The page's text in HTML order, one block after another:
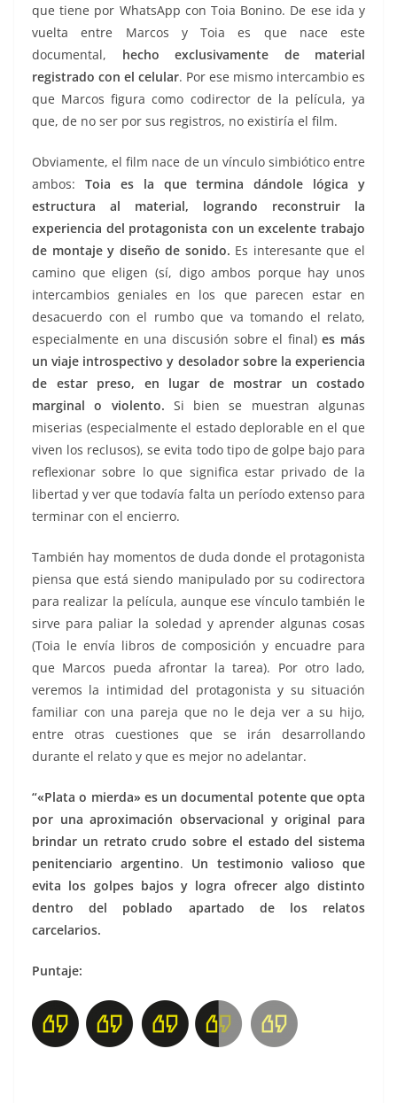
que tiene por WhatsApp con Toia Bonino. De ese ida y
vuelta entre Marcos y Toia es que nace este
documental, hecho exclusivamente de material
registrado con el celular. Por ese mismo intercambio es
que Marcos figura como codirector de la película, ya
que, de no ser por sus registros, no existiría el film.
Obviamente, el film nace de un vínculo simbiótico entre
ambos: Toia es la que termina dándole lógica y
estructura al material, logrando reconstruir la
experiencia del protagonista con un excelente trabajo
de montaje y diseño de sonido. Es interesante que el
camino que eligen (sí, digo ambos porque hay unos
intercambios geniales en los que parecen estar en
desacuerdo con el rumbo que va tomando el relato,
especialmente en una discusión sobre el final)es más
un viaje introspectivo y desolador sobre la experiencia
de estar preso, en lugar de mostrar un costado
marginal o violento. Si bien se muestran algunas
miserias (especialmente el estado deplorable en el que
viven los reclusos), se evita todo tipo de golpe bajo para
reflexionar sobre lo que significa estar privado de la
libertad y ver que todavía falta un período extenso para
terminar con el encierro.
También hay momentos de duda donde el protagonista
piensa que está siendo manipulado por su codirectora
para realizar la película, aunque ese vínculo también le
sirve para paliar la soledad y aprender algunas cosas
(Toia le envía libros de composición y encuadre para
que Marcos pueda afrontar la tarea). Por otro lado,
veremos la intimidad del protagonista y su situación
familiar con una pareja que no le deja ver a su hijo,
entre otras cuestiones que se irán desarrollando
durante el relato y que es mejor no adelantar.
“«Plata o mierda» es un documental potente que opta
por una aproximación observacional y original para
brindar un retrato crudo sobre el estado del sistema
penitenciario argentino. Un testimonio valioso que
evita los golpes bajos y logra ofrecer algo distinto
dentro del poblado apartado de los relatos
carcelarios.
Puntaje: